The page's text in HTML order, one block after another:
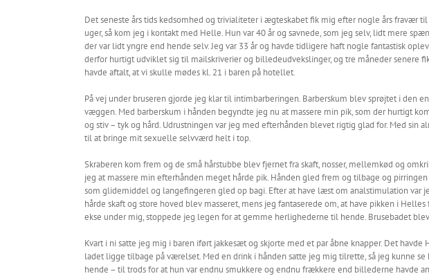
Det seneste års tids kedsomhed og trivialiteter i ægteskabet fik mig efter nogle års fravær
uger, så kom jeg i kontakt med Helle. Hun var 40 år og savnede, som jeg selv, lidt mere
der var lidt yngre end hende selv. Jeg var 33 år og havde tidligere haft nogle fantastisk
derfor hurtigt udviklet sig til mailskriverier og billedeudvekslinger, og tre måneder senere
havde aftalt, at vi skulle mødes kl. 21 i baren på hotellet.
På vej under bruseren gjorde jeg klar til intimbarberingen. Barberskum blev sprøjtet i den
væggen. Med barberskum i hånden begyndte jeg nu at massere min pik, som der hurtigt
og stiv – tyk og hård. Udrustningen var jeg med efterhånden blevet rigtig glad for. Med
til at bringe mit sexuelle selvværd helt i top.
Skraberen kom frem og de små hårstubbe blev fjernet fra skaft, nosser, mellemkød og
jeg at massere min efterhånden meget hårde pik. Hånden gled frem og tilbage og
som glidemiddel og langefingeren gled op bagi. Efter at have læst om analstimulation
hårde skaft og store hoved blev masseret, mens jeg fantaserede om, at have pikken i
ekse under mig, stoppede jeg legen for at gemme herlighederne til hende. Brusebadet
Kvart i ni satte jeg mig i baren iført jakkesæt og skjorte med et par åbne knapper. Det
ladet ligge tilbage på værelset. Med en drink i hånden satte jeg mig tilrette, så jeg kunne
hende – til trods for at hun var endnu smukkere og endnu frækkere end billederne havde